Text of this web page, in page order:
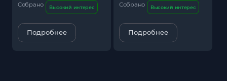
Собрано Высокий интерес
Подробнее
Собрано Высокий интерес
Подробнее